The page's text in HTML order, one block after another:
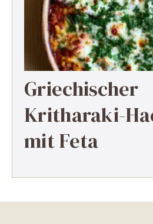
Griechischer
Kritharaki-
mit Feta